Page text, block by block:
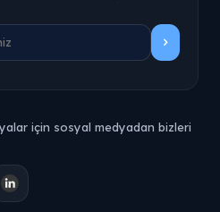
için sosyal medyadan bizleri